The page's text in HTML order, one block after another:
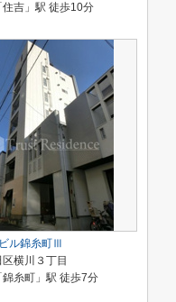
吉」駅 徒歩10分
ル錦糸町Ⅲ
横川３丁目
糸町」駅 徒歩7分